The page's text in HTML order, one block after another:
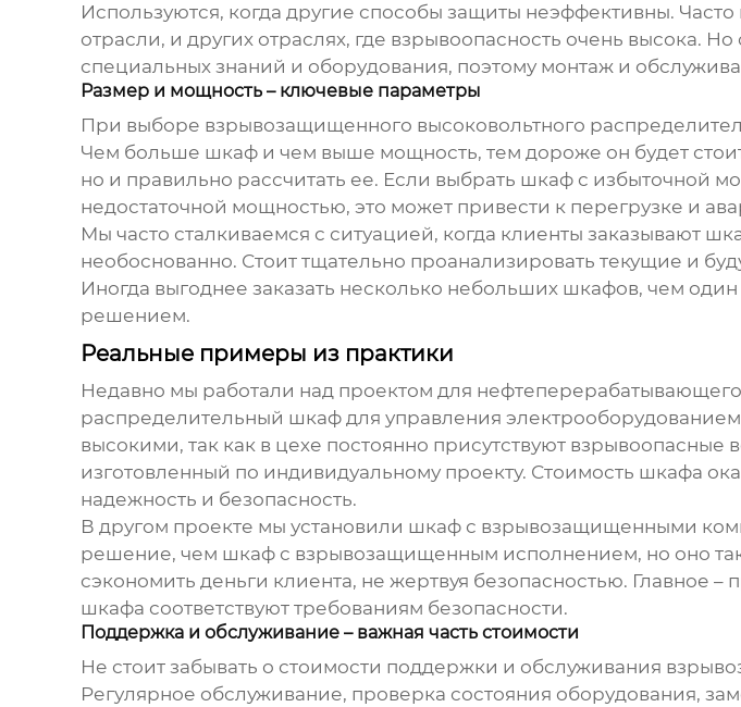
Используются, когда другие способы защиты неэффективны.
отрасли, и других отраслях, где взрывоопасность очень высока.
специальных знаний и оборудования, поэтому монтаж и
Размер и мощность – ключевые параметры
При выборе взрывозащищенного высоковольтного
Чем больше шкаф и чем выше мощность, тем дороже он будет
но и правильно рассчитать ее. Если выбрать шкаф с избыточной
недостаточной мощностью, это может привести к перегрузке и
Мы часто сталкиваемся с ситуацией, когда клиенты заказывают
необоснованно. Стоит тщательно проанализировать текущие и
Иногда выгоднее заказать несколько небольших шкафов, чем
решением.
Реальные примеры из практики
Недавно мы работали над проектом для
распределительный шкафдля управления
высокими, так как в цехе постоянно присутствуют
изготовленный по индивидуальному проекту. Стоимость шкафа
надежность и безопасность.
В другом проекте мы установили шкаф с взрывозащищенными
решение, чем шкаф с взрывозащищенным исполнением, но оно
сэкономить деньги клиента, не жертвуя безопасностью. Главное
шкафа соответствуют требованиям безопасности.
Поддержка и обслуживание – важная часть стоимости
Не стоит забывать о стоимости поддержки и обслуживания
Регулярное обслуживание, проверка состояния оборудования,